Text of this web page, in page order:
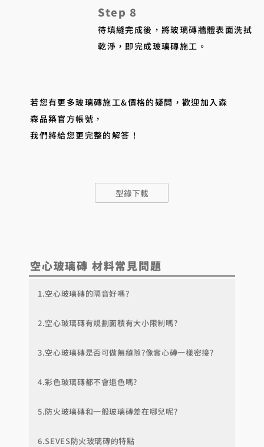
Step 8
待填縫完成後，將玻璃磚牆體表面洗拭
乾淨，即完成玻璃磚施工。
若您有更多玻璃磚施工&價格的疑問，歡迎加入森
森品築官方帳號，
我們將給您更完整的解答！
型錄下載
空心玻璃磚 材料常見問題
1.空心玻璃磚的隔音好嗎?
2.空心玻璃磚有規劃面積有大小限制嗎?
3.空心玻璃磚是否可做無縫隙?像實心磚一樣密接?
4.彩色玻璃磚都不會退色嗎?
5.防火玻璃磚和一般玻璃磚差在哪兒呢?
6.SEVES防火玻璃磚的特點